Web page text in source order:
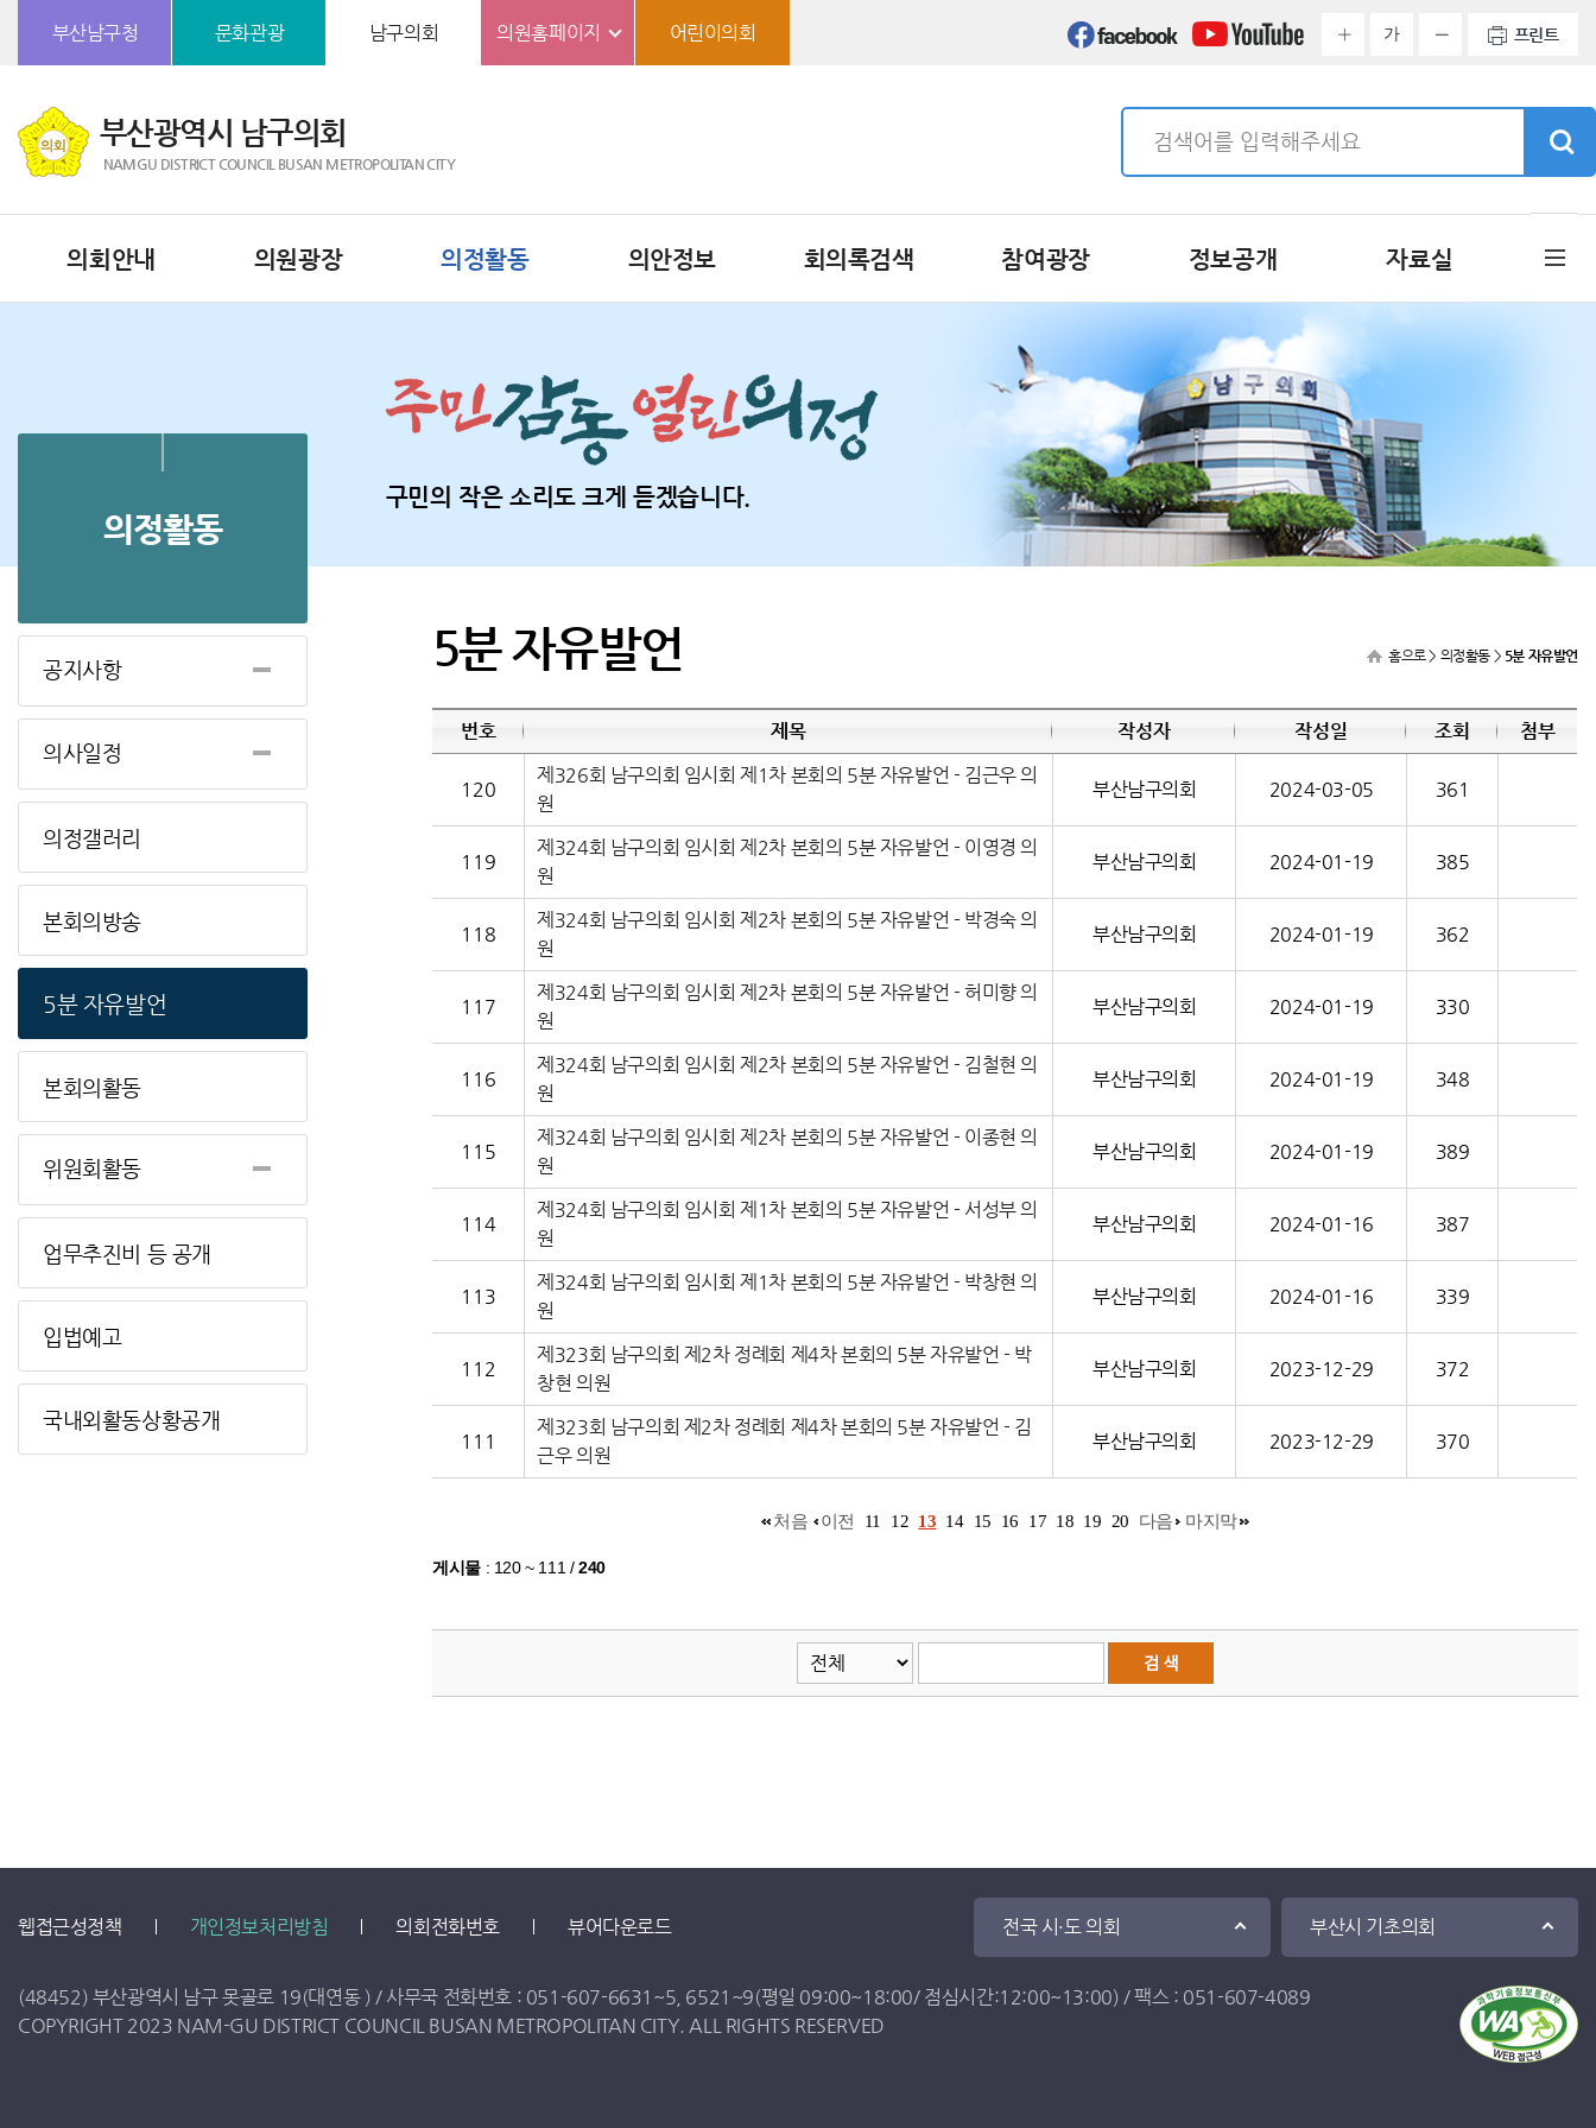
부산남구청
문화관광 남구의회 의원홈페이지 어린이의회 가 프린트
부산광역시 남구의회
NAMGU DISTRICT COUNCIL BUSAN METROPOLITAN CITY
의회안내 의원광장 의정활동 의안정보 회의록검색 참여광장 정보공개 자료실
구민의 작은 소리도 크게 듣겠습니다.
의정활동
공지사항
의사일정
의정갤러리
본회의방송
5분 자유발언
본회의활동
위원회활동
업무추진비 등 공개
입법예고
국내외활동상황공개
5분 자유발언 홈으로> 의정활동 > 5분 자유발언
번호 제목 작성자 작성일 조회 첨부
120
제326회 남구의회 임시회 제1차 본회의 5분 자유발언 - 김근우 의
원
부산남구의회 2024-03-05 361
119
제324회 남구의회 임시회 제2차 본회의 5분 자유발언 - 이영경 의
원
부산남구의회 2024-01-19 385
118
제324회 남구의회 임시회 제2차 본회의 5분 자유발언 - 박경숙 의
원
부산남구의회 2024-01-19 362
117
제324회 남구의회 임시회 제2차 본회의 5분 자유발언 - 허미향 의
원
부산남구의회 2024-01-19 330
116
제324회 남구의회 임시회 제2차 본회의 5분 자유발언 - 김철현 의
원
부산남구의회 2024-01-19 348
115
제324회 남구의회 임시회 제2차 본회의 5분 자유발언 - 이종현 의
원
부산남구의회 2024-01-19 389
114
제324회 남구의회 임시회 제1차 본회의 5분 자유발언 - 서성부 의
원
부산남구의회 2024-01-16 387
113
제324회 남구의회 임시회 제1차 본회의 5분 자유발언 - 박창현 의
원
부산남구의회 2024-01-16 339
112
제323회 남구의회 제2차 정례회 제4차 본회의 5분 자유발언 - 박
창현 의원
부산남구의회 2023-12-29 372
111
제323회 남구의회 제2차 정례회 제4차 본회의 5분 자유발언 - 김
근우 의원
부산남구의회 2023-12-29 370
처음 이전 11 12 13 14 15 16 17 18 19 20 다음 마지막
게시물 : 120 ~ 111 /240
전국 시·도 의회 부산시 기초의회
웹접근성정책 개인정보처리방침 의회전화번호 뷰어다운로드
(48452) 부산광역시 남구 못골로 19(대연동 ) / 사무국 전화번호 : 051-607-6631 ~5 6521 ~9(평일 09:00~18:00/ 점심시간:12:00~13:00) / 팩스 : 051-607-4089
COPYRIGHT 2023 NAM-GU DISTRICT COUNCIL BUSAN METROPOLITAN CITY. ALL RIGHTS RESERVED